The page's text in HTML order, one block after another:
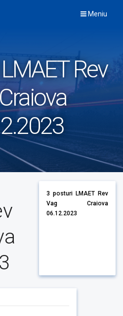
Meniu
Rev
3 posturi LMAET Rev
Vag Craiova
06.12.2023